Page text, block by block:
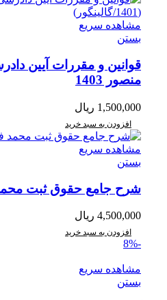
مشاهده سریع
بستن
قوانین و مقررات آیین
منصور 1403
1,500,000 ریال
افزودن به سبد خرید
مشاهده سریع
بستن
شرح جامع حقوق ثبت
4,500,000 ریال
افزودن به سبد خرید
-8%
مشاهده سریع
بستن